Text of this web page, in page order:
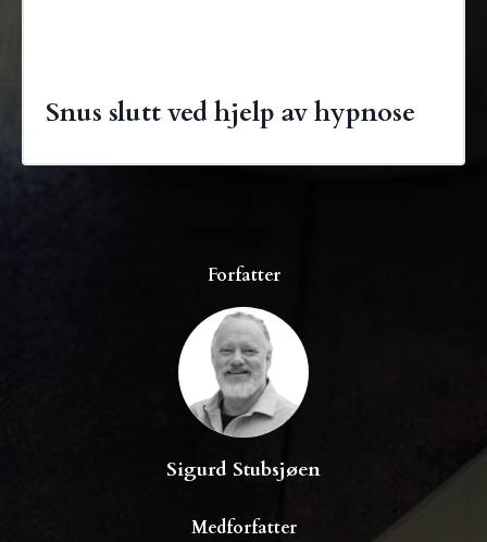
Snus slutt ved hjelp av hypnose
Forfatter
Sigurd Stubsjøen
Medforfatter